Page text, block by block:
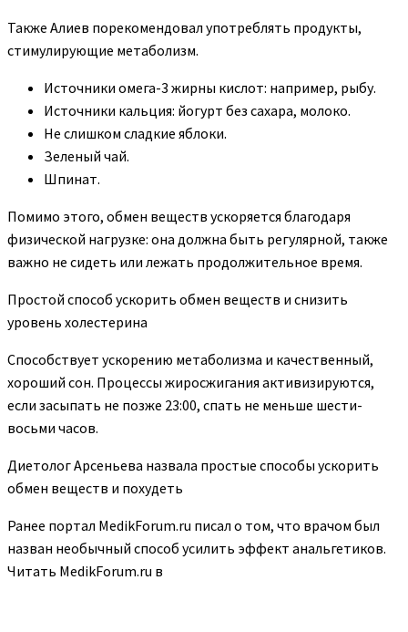
Также Алиев порекомендовал употреблять продукты,
стимулирующие метаболизм.
Источники омега-3 жирны кислот: например, рыбу.
Источники кальция: йогурт без сахара, молоко.
Не слишком сладкие яблоки.
Зеленый чай.
Шпинат.
Помимо этого, обмен веществ ускоряется благодаря
физической нагрузке: она должна быть регулярной, также
важно не сидеть или лежать продолжительное время.
Простой способ ускорить обмен веществ и снизить
уровень холестерина
Способствует ускорению метаболизма и качественный,
хороший сон. Процессы жиросжигания активизируются,
если засыпать не позже 23:00, спать не меньше шести-
восьми часов.
Диетолог Арсеньева назвала простые способы ускорить
обмен веществ и похудеть
Ранее портал MedikForum.ru писал о том, что врачом был
назван необычный способ усилить эффект анальгетиков.
Читать MedikForum.ru в